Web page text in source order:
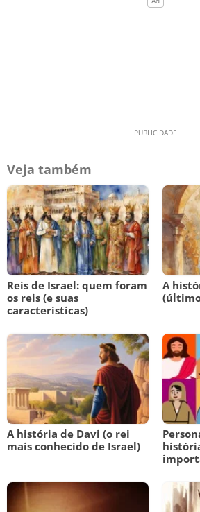
Veja também
Reis de Israel: quem foram
os reis (e suas
características)
A
A história de Davi (o rei
mais conhecido de Israel)